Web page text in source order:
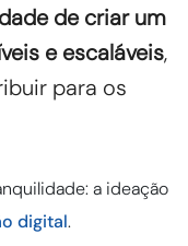
de criar um
e escaláveis,
para os
a ideação
digital.